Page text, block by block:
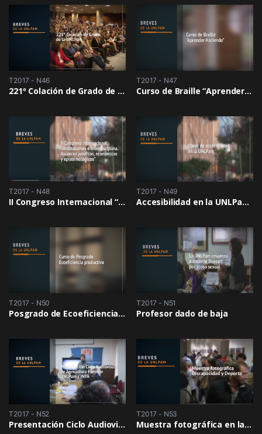
T2017 - N46
221º Colación de Grado de la UNLPam
T2017 - N47
Curso de Braille “Aprender Haciendo”
T2017 - N48
II Congreso Internacional “Instituciones e interdisciplina”
T2017 - N49
Accesibilidad en la UNLPam: Nuevo ascensor en la sede central
T2017 - N50
Posgrado de Ecoeficiencia Productiva
T2017 - N51
Profesor dado de baja
T2017 - N52
Presentación Ciclo Audiovisual de Agricultura Familiar UNLPam/INTA
T2017 - N53
Muestra fotográfica en la Pre-Sala del Aula Magna/Discapacidad y Deporte